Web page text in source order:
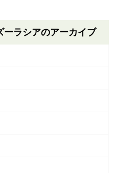
ーラシアのアーカイブ